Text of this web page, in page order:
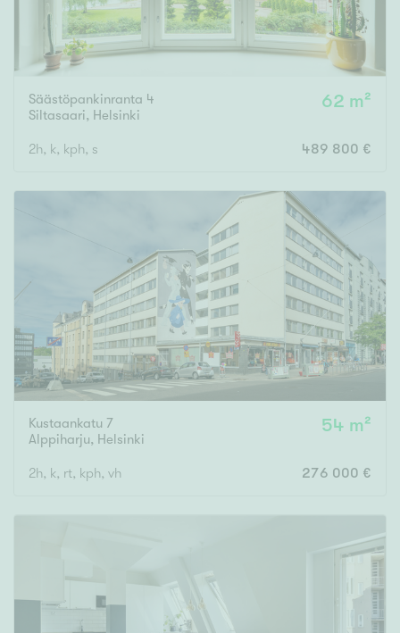
Säästöpankinranta 4
Siltasaari, Helsinki
62 m²
2h, k, kph, s 489 800 €
Kustaankatu 7
Alppiharju, Helsinki
54 m²
2h, k, rt, kph, vh 276 000 €